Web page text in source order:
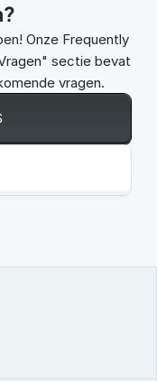
Onze Frequently
sectie bevat
vragen.